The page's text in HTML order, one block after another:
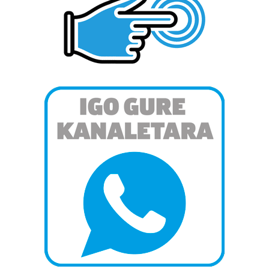
Bazkide batzuek ez dizute baimenik eskatzen, eta beren
interes komertzial legitimoetan babesten dira. Ikusi gure
bazkideen zerrenda, beren ustez zein helburutarako
duten interes legitimoa eta horren aurka nola egin
dezakezun ikusteko.
Lortu zure datu pertsonalak prozesatzeko moduari
buruzko informazio gehiago eta ezarri zure lehentasunak
datuen atalean. Edozein unetan alda edo ken dezakezu
zure baimena Cookieen adierazpenean.
Webgune honek cookie propioak eta hirugarrenen cookie-
fitxategiak erabiltzen ditu. Zure esperientzia eta
zerbitzuak hobetzeko asmoz, cookie teknologiaz
baliatzen gara. Ohar hau onartuz gero, teknologia hori
erabiltzeko baimen esplizitua ematen diguzu.